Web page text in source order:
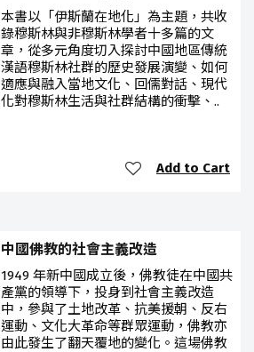
本書以「伊斯蘭在地化」為主題，共收
錄穆斯林與非穆斯林學者十多篇的文
章，從多元角度切入探討中國地區傳統
漢語穆斯林社群的歷史發展演變、如何
適應與融入當地文化、回儒對話、現代
化對穆斯林生活與社群結構的衝擊、..
Add to Cart
中國佛教的社會主義改造
1949 年新中國成立後，佛教徒在中國共
產黨的領導下，投身到社會主義改造
中，參與了土地改革、抗美援朝、反右
運動、文化大革命等群眾運動，佛教亦
由此發生了翻天覆地的變化。這場佛教